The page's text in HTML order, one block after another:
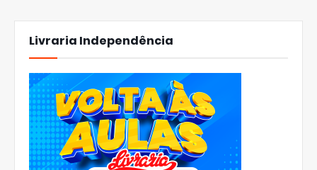
Livraria Independência